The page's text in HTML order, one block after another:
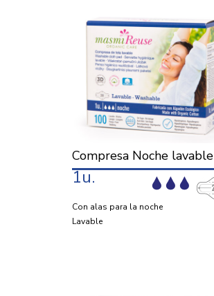
Compresa Noche lavable
1u.
Con alas para la noche
Lavable